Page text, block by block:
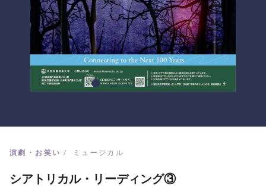
演劇・お笑い ミュージカル
シアトリカル・リーディング③